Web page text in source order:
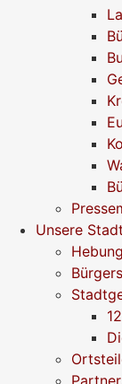
Unsere Stadt